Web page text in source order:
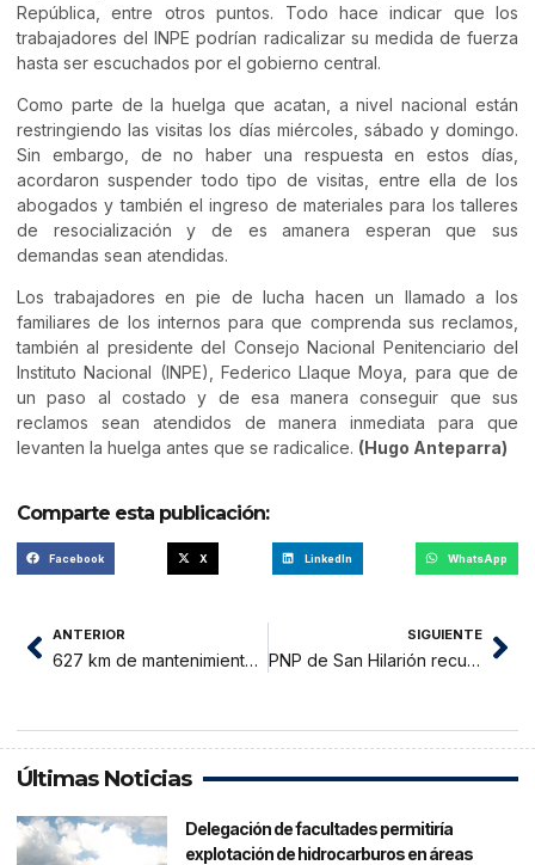
República, entre otros puntos. Todo hace indicar que los
trabajadores del INPE podrían radicalizar su medida de fuerza
hasta ser escuchados por el gobierno central.
Como parte de la huelga que acatan, a nivel nacional están
restringiendo las visitas los días miércoles, sábado y domingo.
Sin embargo, de no haber una respuesta en estos días,
acordaron suspender todo tipo de visitas, entre ella de los
abogados y también el ingreso de materiales para los talleres
de resocialización y de es amanera esperan que sus
demandas sean atendidas.
Los trabajadores en pie de lucha hacen un llamado a los
familiares de los internos para que comprenda sus reclamos,
también al presidente del Consejo Nacional Penitenciario del
Instituto Nacional (INPE), Federico Llaque Moya, para que de
un paso al costado y de esa manera conseguir que sus
reclamos sean atendidos de manera inmediata para que
levanten la huelga antes que se radicalice. (Hugo Anteparra)
Comparte esta publicación:
Facebook X LinkedIn WhatsApp
ANTERIOR
627 km de mantenimiento de canales y drenes se ejecutarán en el Huallaga Central y Tocache
SIGUIENTE
PNP de San Hilarión recupera más de 300 sacos de arroz hurtados de un molino
Últimas Noticias
Delegación de facultades permitiría
explotación de hidrocarburos en áreas